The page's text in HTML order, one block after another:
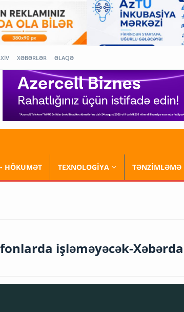
XƏBƏRLƏR ƏLAQƏ
HÖKUMƏT TEXNOLOGİYA TƏNZİMLƏMƏ
işləməyəcək-